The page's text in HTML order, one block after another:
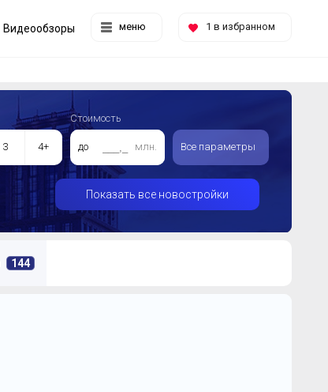
меню 1 в избранном
Видеообзоры
3 4+
Стоимость
до млн. Все параметры
Показать все новостройки
144